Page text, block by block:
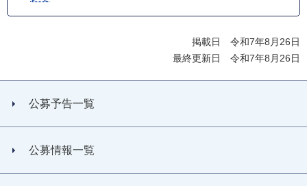
掲載日 令和7年8月26日
最終更新日 令和7年8月26日
公募予告一覧
公募情報一覧